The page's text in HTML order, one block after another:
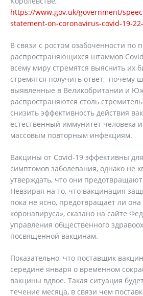
https://www.gov.uk/government/
statement-on-coronavirus-covid-19-
В связи с ростом озабоченности по
распространяющихся штаммов
всему миру стремятся выяснить их
стремятся получить ответ, почему
выявленные в Великобритании и
распространяются столь
снизить эффективность действия
естественный иммунитет человека
массовым повторным инфекциям.
Вакцины от Covid-19 эффективны
симптомов заболевания, однако не
утверждать, что они
Невзирая на то, что вакцинация
пока не ясно, предотвращает ли
коронавируса», сказано на сайте
управления общественного
посвященной вакцинам.
Показательно, что поставщик
середине января о временном
вакцины вдвое. Такая ситуация
течение месяца, в связи чем